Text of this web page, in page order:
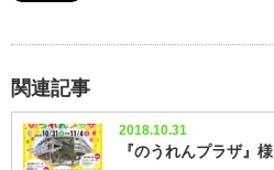
関連記事
2018.10.31
『のうれんプラザ』様